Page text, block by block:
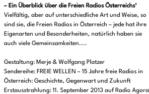
– Ein Überblick über die Freien Radios Österreichs‘
Vielfältig, aber auf unterschiedliche Art und Weise, so
sind sie, die Freien Radios in Österreich – jede hat ihre
Eigenarten und Besonderheiten, natürlich haben sie
auch viele Gemeinsamkeiten....
Gestaltung: Merje & Wolfgang Platzer
Sendereihe: FREIE WELLEN – 15 Jahre freie Radios in
Österreich: Geschichte, Gegenwart und Zukunft
Erstausstrahlung: 11. September 2013 auf Radio Agora